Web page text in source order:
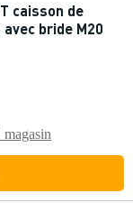
caisson de
bride M20
magasin